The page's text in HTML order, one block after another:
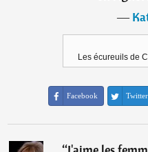
―
Les écureuils de
Facebook Twitter